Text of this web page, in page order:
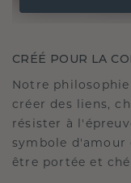
CRÉÉ POUR LA
Notre
créer des liens,
résister à
symbole d'amour
être portée et